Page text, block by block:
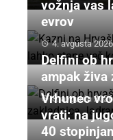
vožnja vas
evrov
4. avgusta 2026
Delfini ob
ampak živa
3. avgusta 2026
Vrhunec
vrati: na
40